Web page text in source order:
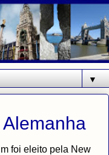
▼
foi eleito pela New